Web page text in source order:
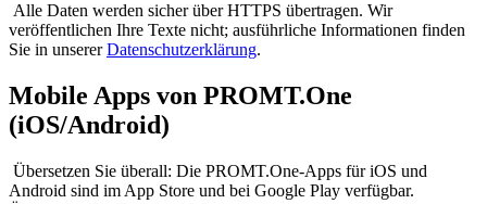
Alle Daten werden sicher über HTTPS übertragen. Wir
veröffentlichen Ihre Texte nicht; ausführliche Informationen finden
Sie in unsererDatenschutzerklärung.
Mobile Apps von PROMT.One
(iOS/Android)
Übersetzen Sie überall: Die PROMT.One-Apps für iOS und
Android sind im App Store und bei Google Play verfügbar.